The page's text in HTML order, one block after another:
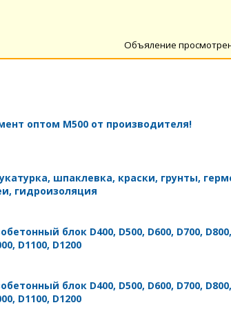
Объяление
оптом М500 от производителя!
шпаклевка, краски, грунты,
гидроизоляция
блок D400, D500, D600, D700,
D1100, D1200
блок D400, D500, D600, D700,
D1100, D1200